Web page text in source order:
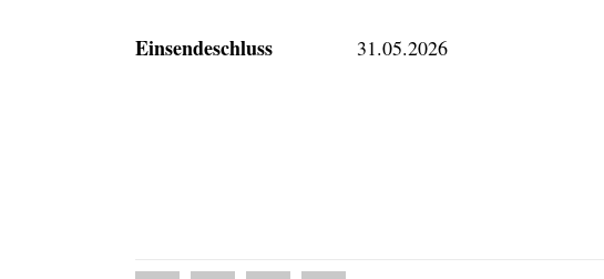
Einsendeschluss 31.05.2026